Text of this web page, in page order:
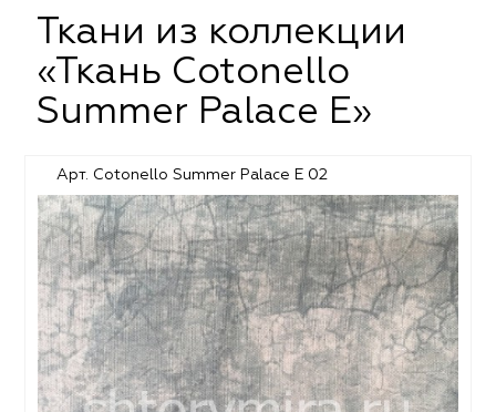
Ткани из коллекции
«Ткань Cotonello
Summer Palace E»
Арт. Cotonello Summer Palace E 02